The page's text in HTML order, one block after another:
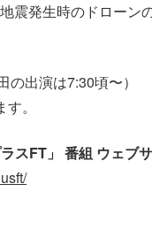
震発生時のドロー
出演は7:30頃〜）
。
スFT」 番組 ウェブ